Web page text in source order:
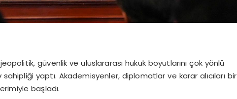
güvenlik ve uluslararası hukuk boyutlarını çok yönlü
yaptı. Akademisyenler, diplomatlar ve karar alıcıları bir
başladı.